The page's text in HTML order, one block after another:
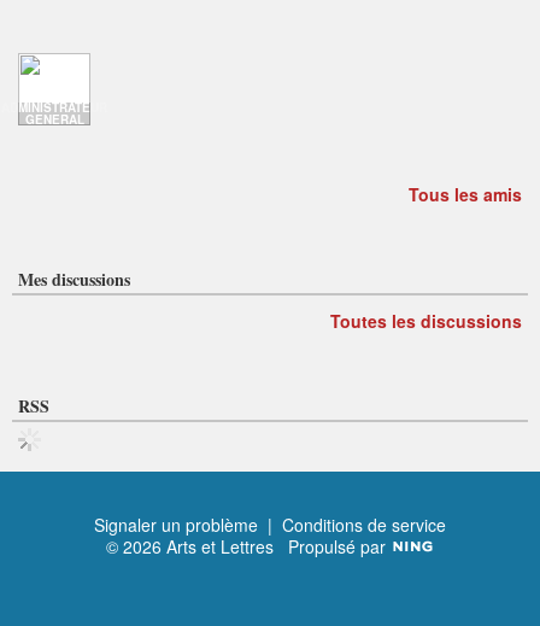
ADMINISTRATEUR
GENERAL
Tous les amis
Mes discussions
Toutes les discussions
RSS
Signaler un problème | Conditions de service
© 2026 Arts et Lettres Propulsé par